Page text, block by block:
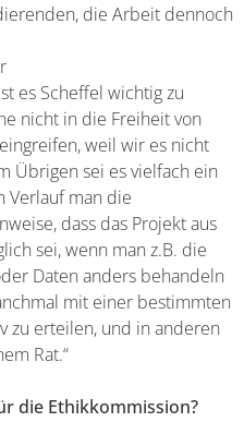
die Arbeit dennoch
es Scheffel wichtig zu
nicht in die Freiheit von
weil wir es nicht
Übrigen sei es vielfach ein
Verlauf man die
dass das Projekt aus
sei, wenn man z.B. die
Daten anders behandeln
mit einer bestimmten
zu erteilen, und in anderen
Rat.“
die Ethikkommission?